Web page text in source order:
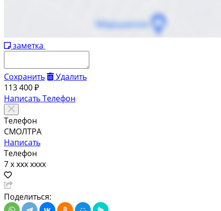
заметка
Сохранить
Удалить
113 400 ₽
НаписатьТелефон
Телефон
СМОЛТРА
Написать
Телефон
7 x xxx xxxx
Поделиться: